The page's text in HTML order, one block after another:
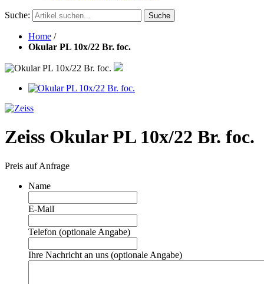
Suche: Suche
Home /
Okular PL 10x/22 Br. foc.
Zeiss Okular PL 10x/22 Br. foc.
Preis auf Anfrage
Name
E-Mail
Telefon (optionale Angabe)
Ihre Nachricht an uns (optionale Angabe)